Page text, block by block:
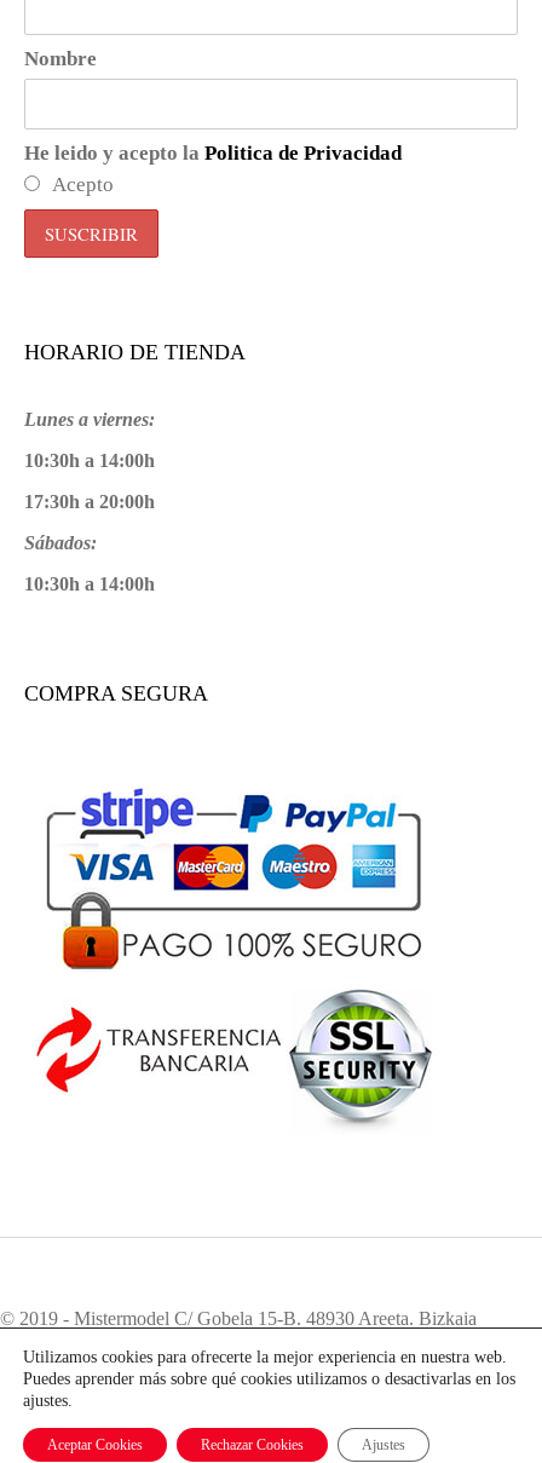
Nombre
He leido y acepto la Politica de Privacidad
Acepto
HORARIO DE TIENDA
Lunes a viernes:
10:30h a 14:00h
17:30h a 20:00h
Sábados:
10:30h a 14:00h
COMPRA SEGURA
© 2019 - Mistermodel C/ Gobela 15-B. 48930 Areeta. Bizkaia
Teléfono:
94 405 83 12 . e-mail: info@mistermodel.com
Mobile version:Enabled
Utilizamos cookies para ofrecerte la mejor experiencia en nuestra web.
Puedes aprender más sobre qué cookies utilizamos o desactivarlas en los
ajustes.
Aceptar Cookies Rechazar Cookies Ajustes